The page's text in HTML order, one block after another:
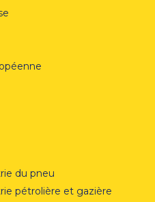
du pneu
pétrolière et gazière